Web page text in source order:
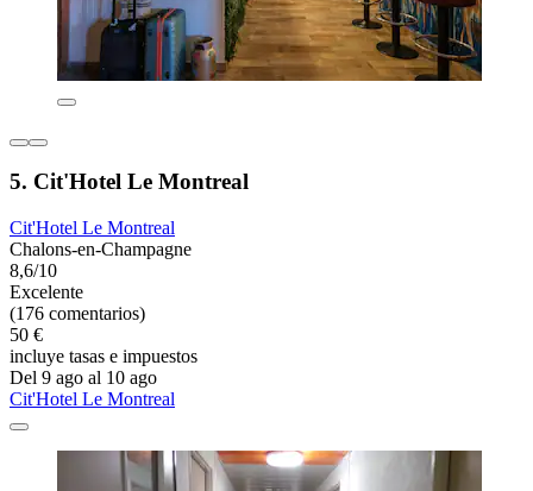
5. Cit'Hotel Le Montreal
Cit'Hotel Le Montreal
Chalons-en-Champagne
8,6/10
Excelente
(176 comentarios)
50 €
incluye tasas e impuestos
Del 9 ago al 10 ago
Cit'Hotel Le Montreal